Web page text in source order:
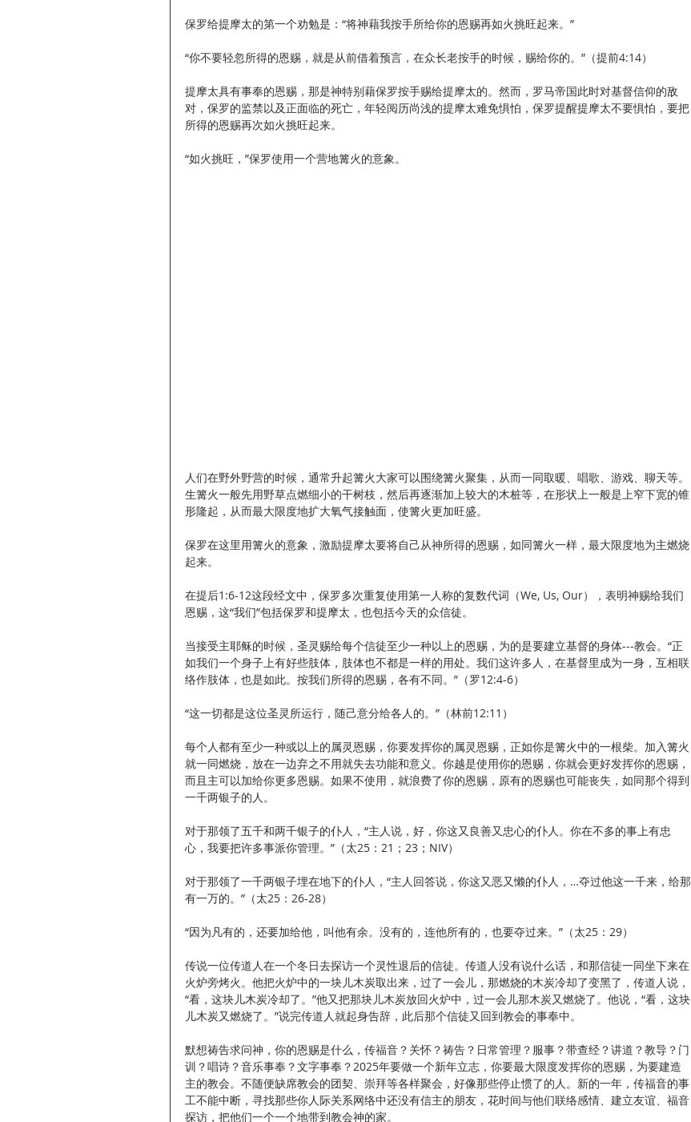
保罗给提摩太的第一个劝勉是：“将神藉我按手所给你的恩赐再如火挑旺起来。”
“你不要轻忽所得的恩赐，就是从前借着预言，在众长老按手的时候，赐给你的。”（提前4:14）
提摩太具有事奉的恩赐，那是神特别藉保罗按手赐给提摩太的。然而，罗马帝国此时对基督信仰的敌
对，保罗的监禁以及正面临的死亡，年轻阅历尚浅的提摩太难免惧怕，保罗提醒提摩太不要惧怕，要把
所得的恩赐再次如火挑旺起来。
“如火挑旺，”保罗使用一个营地篝火的意象。
人们在野外野营的时候，通常升起篝火大家可以围绕篝火聚集，从而一同取暖、唱歌、游戏、聊天等。
生篝火一般先用野草点燃细小的干树枝，然后再逐渐加上较大的木桩等，在形状上一般是上窄下宽的锥
形隆起，从而最大限度地扩大氧气接触面，使篝火更加旺盛。
保罗在这里用篝火的意象，激励提摩太要将自己从神所得的恩赐，如同篝火一样，最大限度地为主燃烧
起来。
在提后1:6-12这段经文中，保罗多次重复使用第一人称的复数代词（We, Us, Our），表明神赐给我们
恩赐，这“我们”包括保罗和提摩太，也包括今天的众信徒。
当接受主耶稣的时候，圣灵赐给每个信徒至少一种以上的恩赐，为的是要建立基督的身体---教会。“正
如我们一个身子上有好些肢体，肢体也不都是一样的用处。我们这许多人，在基督里成为一身，互相联
络作肢体，也是如此。按我们所得的恩赐，各有不同。”（罗12:4-6）
“这一切都是这位圣灵所运行，随己意分给各人的。”（林前12:11）
每个人都有至少一种或以上的属灵恩赐，你要发挥你的属灵恩赐，正如你是篝火中的一根柴。加入篝火
就一同燃烧，放在一边弃之不用就失去功能和意义。你越是使用你的恩赐，你就会更好发挥你的恩赐，
而且主可以加给你更多恩赐。如果不使用，就浪费了你的恩赐，原有的恩赐也可能丧失，如同那个得到
一千两银子的人。
对于那领了五千和两千银子的仆人，“主人说，好，你这又良善又忠心的仆人。你在不多的事上有忠
心，我要把许多事派你管理。”（太25：21；23；NIV）
对于那领了一千两银子埋在地下的仆人，“主人回答说，你这又恶又懒的仆人，…夺过他这一千来，给那
有一万的。”（太25：26-28）
“因为凡有的，还要加给他，叫他有余。没有的，连他所有的，也要夺过来。”（太25：29）
传说一位传道人在一个冬日去探访一个灵性退后的信徒。传道人没有说什么话，和那信徒一同坐下来在
火炉旁烤火。他把火炉中的一块儿木炭取出来，过了一会儿，那燃烧的木炭冷却了变黑了，传道人说，
“看，这块儿木炭冷却了。”他又把那块儿木炭放回火炉中，过一会儿那木炭又燃烧了。他说，“看，这块
儿木炭又燃烧了。”说完传道人就起身告辞，此后那个信徒又回到教会的事奉中。
默想祷告求问神，你的恩赐是什么，传福音？关怀？祷告？日常管理？服事？带查经？讲道？教导？门
训？唱诗？音乐事奉？文字事奉？2025年要做一个新年立志，你要最大限度发挥你的恩赐，为要建造
主的教会。不随便缺席教会的团契、崇拜等各样聚会，好像那些停止惯了的人。新的一年，传福音的事
工不能中断，寻找那些你人际关系网络中还没有信主的朋友，花时间与他们联络感情、建立友谊、福音
探访，把他们一个一个地带到教会神的家。